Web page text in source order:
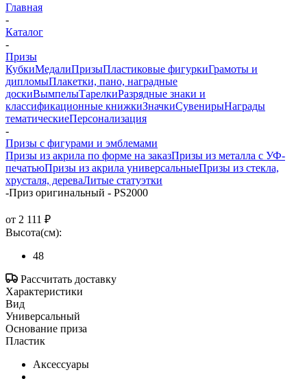
Главная
-
Каталог
-
Призы
КубкиМедалиПризыПластиковые фигуркиГрамоты и
дипломыПлакетки, пано, наградные
доскиВымпелыТарелкиРазрядные знаки и
классификационные книжкиЗначкиСувенирыНаграды
тематическиеПерсонализация
-
Призы с фигурами и эмблемами
Призы из акрила по форме на заказПризы из металла с УФ-
печатьюПризы из акрила универсальныеПризы из стекла,
хрусталя, дереваЛитые статуэтки
-Приз оригинальный - PS2000
от 2 111 ₽
Высота(см):
48
Рассчитать доставку
Характеристики
Вид
Универсальный
Основание приза
Пластик
Аксессуары